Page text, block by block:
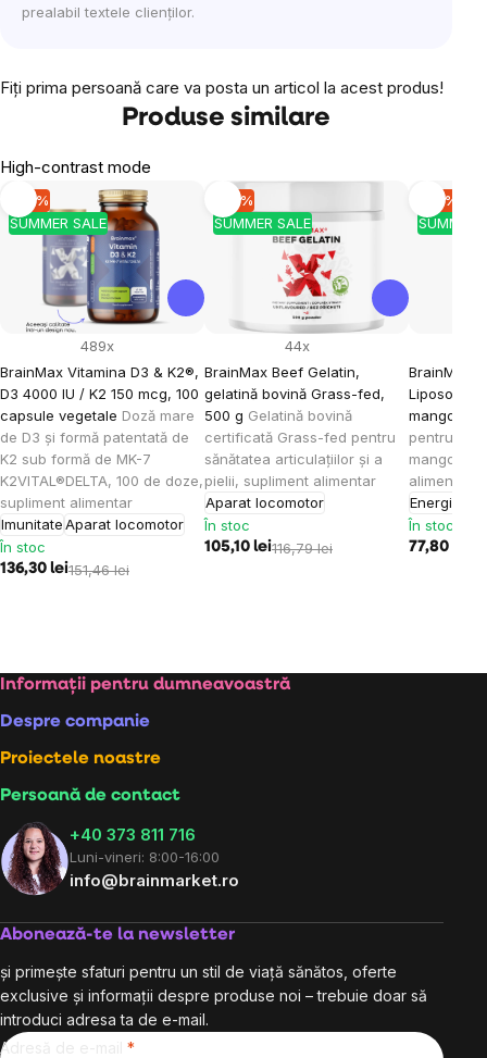
prealabil textele clienților.
Fiţi prima persoană care va posta un articol la acest produs!
Produse similare
High-contrast mode
SUMMER SALE
-10 %
BrainMax Vitamina D3 & K2®,
D3 4000 IU / K2 150 mcg, 100
capsule vegetale Doză mare
de D3 și formă patentată de
K2 sub formă de MK-7
K2VITAL®DELTA, 100 de doze,
supliment alimentar
ImunitateAparat locomotor
489x
În stoc
136,30 lei151,46 lei
SUMMER SALE
-10 %
BrainMax Beef Gelatin,
gelatină bovină Grass-fed,
500 g Gelatină bovină
certificată Grass-fed pentru
sănătatea articulațiilor și a
pielii, supliment alimentar
Aparat locomotor
44x
În stoc
105,10 lei116,79 lei
SUMMER
-10 %
BrainMax
Liposomal
mango,
pentru
mango, 30
alimentar
Energie
În stoc
77,80 lei
Subsol
Informații pentru dumneavoastră
Despre companie
Proiectele noastre
Persoană de contact
+40 373 811 716
Luni-vineri: 8:00-16:00
info@brainmarket.ro
Abonează-te la newsletter
și primește sfaturi pentru un stil de viață sănătos, oferte
exclusive și informații despre produse noi – trebuie doar să
introduci adresa ta de e-mail.
Adresă de e-mail